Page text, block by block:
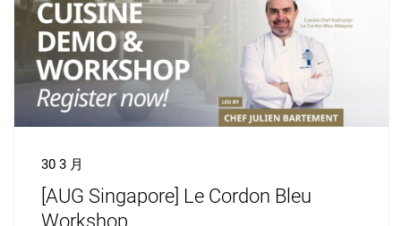
30 3 月
[AUG Singapore] Le Cordon Bleu
Workshop